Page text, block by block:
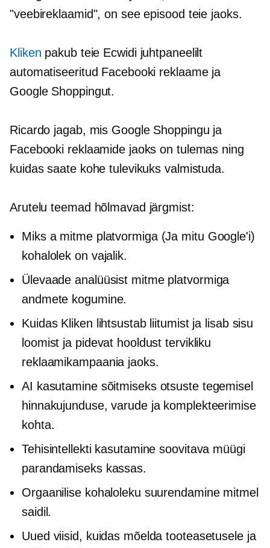
"veebireklaamid", on see episood teie jaoks.
Kliken pakub teie Ecwidi juhtpaneelilt
automatiseeritud Facebooki reklaame ja
Google Shoppingut.
Ricardo jagab, mis Google Shoppingu ja
Facebooki reklaamide jaoks on tulemas ning
kuidas saate kohe tulevikuks valmistuda.
Arutelu teemad hõlmavad järgmist:
Miks a mitme platvormiga(Ja mitu Google'i)
kohalolek on vajalik.
Ülevaade analüüsist mitme platvormiga
andmete kogumine.
Kuidas Kliken lihtsustab liitumist ja lisab sisu
loomist ja pidevat hooldust tervikliku
reklaamikampaania jaoks.
AI kasutamine sõitmiseks otsuste tegemisel
hinnakujunduse, varude ja komplekteerimise
kohta.
Tehisintellekti kasutamine soovitava müügi
parandamiseks kassas.
Orgaanilise kohaloleku suurendamine mitmel
saidil.
Uued viisid, kuidas mõelda tooteasetusele ja